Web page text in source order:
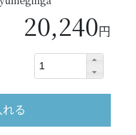
20,240円